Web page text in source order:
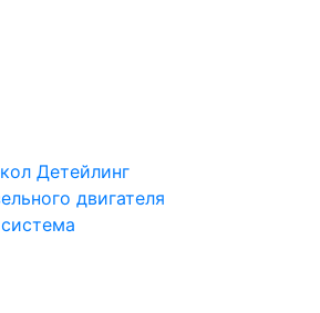
Детейлинг
двигателя